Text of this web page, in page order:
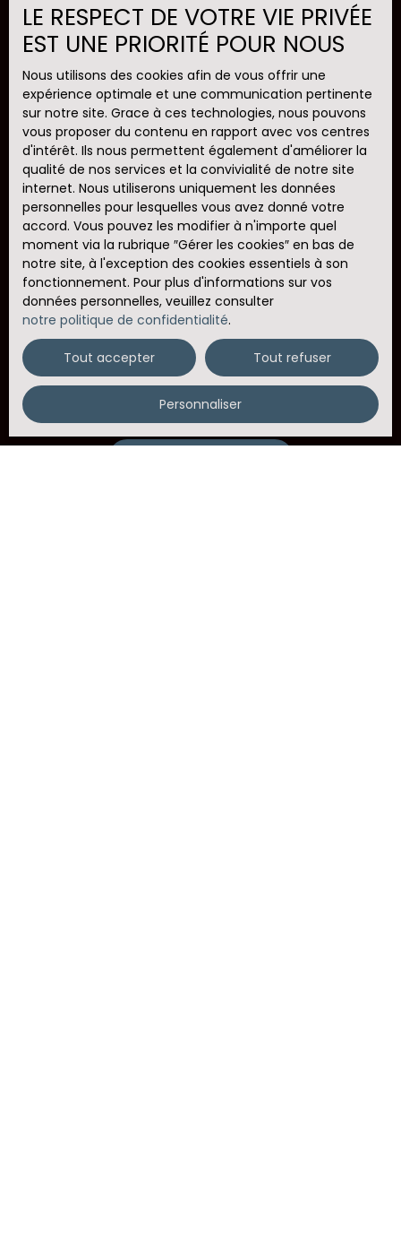
Surface min (m²)
Pièces min
J'accepte le traitement de mes données
personnelles conformément au RGPD. Si vous ne
souhaitez pas faire l'objet de prospection
commerciale par voie téléphonique, vous pouvez
vous inscrire gratuitement sur la liste d'opposition
au démarchage téléphonique, prévu par l'article
L223-1 du code de la consommation, sur le site
Internet www.bloctel.gouv.fr ou par courrier
adressé à :
Société Worldline, Service Bloctel, CS 61311, 41013
BLOIS CEDEX.
Pour en savoir plus sur le traitement de vos
données personnelles, veuillez consulter notre
politique de confidentialité.
LE RESPECT DE VOTRE VIE PRIVÉE
EST UNE PRIORITÉ POUR NOUS
Nous utilisons des cookies afin de vous offrir une
expérience optimale et une communication pertinente
sur notre site. Grace à ces technologies, nous pouvons
vous proposer du contenu en rapport avec vos centres
d'intérêt. Ils nous permettent également d'améliorer la
qualité de nos services et la convivialité de notre site
internet. Nous utiliserons uniquement les données
personnelles pour lesquelles vous avez donné votre
accord. Vous pouvez les modifier à n'importe quel
moment via la rubrique ″Gérer les cookies″ en bas de
notre site, à l'exception des cookies essentiels à son
fonctionnement. Pour plus d'informations sur vos
données personnelles, veuillez consulter
notre politique de confidentialité.
Tout accepter Tout refuser
Personnaliser